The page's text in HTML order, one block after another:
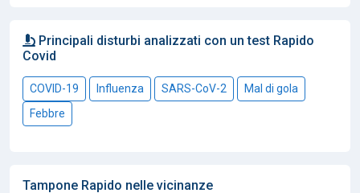
Principali disturbi analizzati con un test Rapido
Covid
COVID-19 Influenza SARS-CoV-2
Mal di gola
Febbre
Tampone Rapido nelle vicinanze